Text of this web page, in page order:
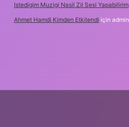
Istedigim Muzigi Nasil Zil Sesi Yapabilirim
Ahmet Hamdi Kimden Etkilendi için admin